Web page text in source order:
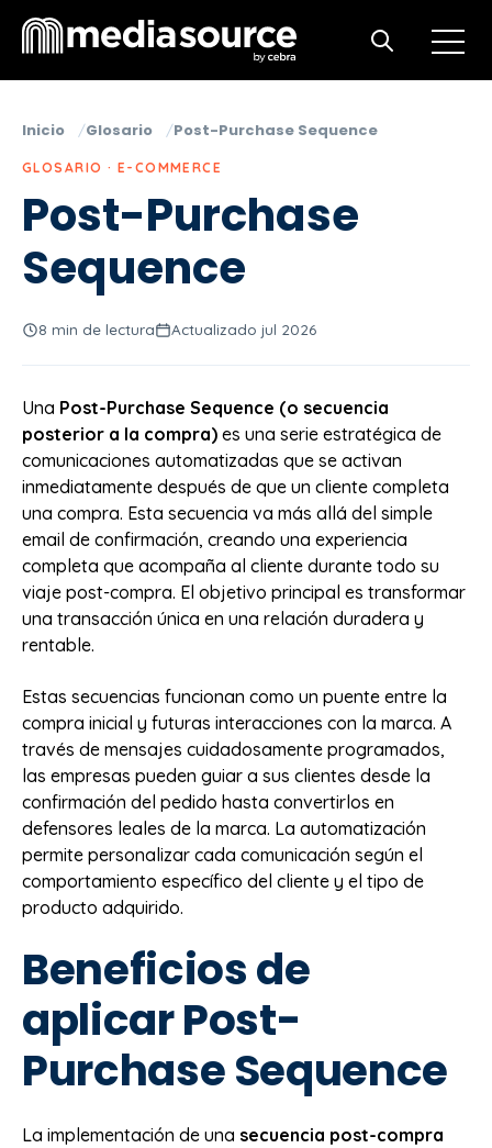
Open
Open search
Inicio Glosario Post-Purchase Sequence
GLOSARIO · E-COMMERCE
Post-Purchase
Sequence
8 min de lectura Actualizado jul 2026
Una Post-Purchase Sequence (o secuencia
posterior a la compra) es una serie estratégica de
comunicaciones automatizadas que se activan
inmediatamente después de que un cliente completa
una compra. Esta secuencia va más allá del simple
email de confirmación, creando una experiencia
completa que acompaña al cliente durante todo su
viaje post-compra. El objetivo principal es transformar
una transacción única en una relación duradera y
rentable.
Estas secuencias funcionan como un puente entre la
compra inicial y futuras interacciones con la marca. A
través de mensajes cuidadosamente programados,
las empresas pueden guiar a sus clientes desde la
confirmación del pedido hasta convertirlos en
defensores leales de la marca. La automatización
permite personalizar cada comunicación según el
comportamiento específico del cliente y el tipo de
producto adquirido.
Beneficios de
aplicar Post-
Purchase Sequence
La implementación de una secuencia post-compra